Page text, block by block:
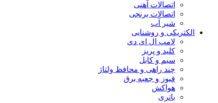
اتصالات آهنی
اتصالات برنجی
شیر آب
الکتریکی و روشنایی
لامپ ال ای دی
کلید و پریز
سیم و کابل
چند راهی و محافظ ولتاژ
فیوز و جعبه برق
هواکش
باتری